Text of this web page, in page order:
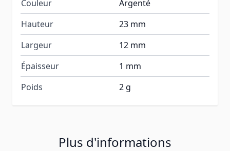
Couleur
Argenté
Hauteur
23 mm
Largeur
12 mm
Épaisseur
1 mm
Poids
2 g
Plus d'informations